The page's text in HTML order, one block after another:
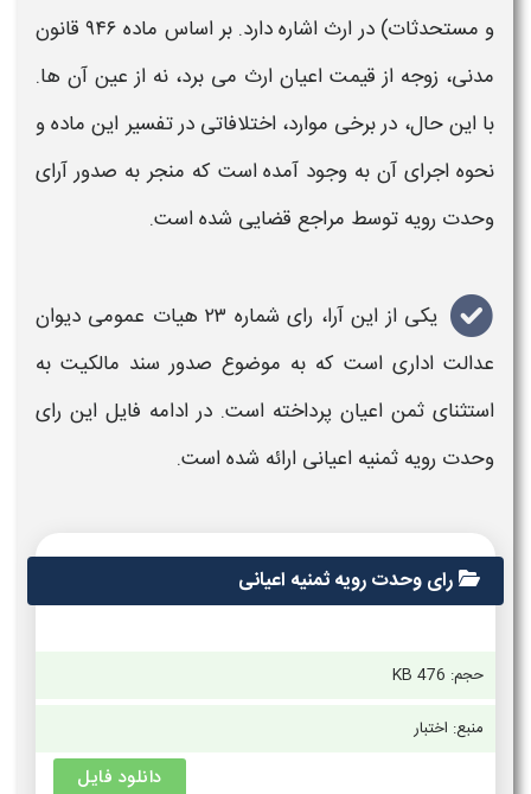
و مستحدثات) در ارث اشاره دارد. بر اساس ماده ۹۴۶ قانون
مدنی، زوجه از قیمت اعیان ارث می‌ برد، نه از عین آن‌ ها.
با این حال، در برخی موارد، اختلافاتی در تفسیر این ماده و
نحوه اجرای آن به وجود آمده است که منجر به صدور آرای
وحدت رویه توسط مراجع قضایی شده است.
یکی از این آرا، رای
شماره ۲۳ هیات عمومی دیوان
عدالت اداری است که به موضوع صدور سند مالکیت به
استثنای ثمن اعیان پرداخته است. در ادامه فایل این رای
وحدت رویه ثمنیه اعیانی ارائه شده است.
رای وحدت رویه ثمنیه اعیانی
حجم: 476 KB
منبع: اختبار
دانلود فایل